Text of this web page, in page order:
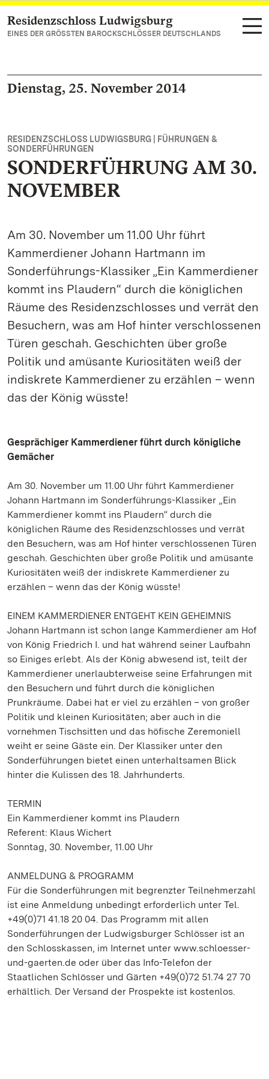
Zum Hauptinhalt springen
Residenzschloss Ludwigsburg
EINES DER GRÖSSTEN BAROCKSCHLÖSSER DEUTSCHLANDS
Dienstag, 25. November 2014
RESIDENZSCHLOSS LUDWIGSBURG | FÜHRUNGEN &
SONDERFÜHRUNGEN
SONDERFÜHRUNG AM 30.
NOVEMBER
Am 30. November um 11.00 Uhr führt
Kammerdiener Johann Hartmann im
Sonderführungs-Klassiker „Ein Kammerdiener
kommt ins Plaudern“ durch die königlichen
Räume des Residenzschlosses und verrät den
Besuchern, was am Hof hinter verschlossenen
Türen geschah. Geschichten über große
Politik und amüsante Kuriositäten weiß der
indiskrete Kammerdiener zu erzählen – wenn
das der König wüsste!
Gesprächiger Kammerdiener führt durch königliche
Gemächer
Am 30. November um 11.00 Uhr führt Kammerdiener
Johann Hartmann im Sonderführungs-Klassiker „Ein
Kammerdiener kommt ins Plaudern“ durch die
königlichen Räume des Residenzschlosses und verrät
den Besuchern, was am Hof hinter verschlossenen Türen
geschah. Geschichten über große Politik und amüsante
Kuriositäten weiß der indiskrete Kammerdiener zu
erzählen – wenn das der König wüsste!
EINEM KAMMERDIENER ENTGEHT KEIN GEHEIMNIS
Johann Hartmann ist schon lange Kammerdiener am Hof
von König Friedrich I. und hat während seiner Laufbahn
so Einiges erlebt. Als der König abwesend ist, teilt der
Kammerdiener unerlaubterweise seine Erfahrungen mit
den Besuchern und führt durch die königlichen
Prunkräume. Dabei hat er viel zu erzählen – von großer
Politik und kleinen Kuriositäten; aber auch in die
vornehmen Tischsitten und das höfische Zeremoniell
weiht er seine Gäste ein. Der Klassiker unter den
Sonderführungen bietet einen unterhaltsamen Blick
hinter die Kulissen des 18. Jahrhunderts.
TERMIN
Ein Kammerdiener kommt ins Plaudern
Referent: Klaus Wichert
Sonntag, 30. November, 11.00 Uhr
ANMELDUNG & PROGRAMM
Für die Sonderführungen mit begrenzter Teilnehmerzahl
ist eine Anmeldung unbedingt erforderlich unter Tel.
+49(0)71 41.18 20 04. Das Programm mit allen
Sonderführungen der Ludwigsburger Schlösser ist an
den Schlosskassen, im Internet unter www.schloesser-
und-gaerten.de oder über das Info-Telefon der
Staatlichen Schlösser und Gärten +49(0)72 51.74 27 70
erhältlich. Der Versand der Prospekte ist kostenlos.